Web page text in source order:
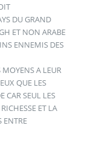
DU GRAND
ET NON ARABE
ENNEMIS DES
A LEUR
QUE LES
CAR SEUL LES
ET LA
ENTRE